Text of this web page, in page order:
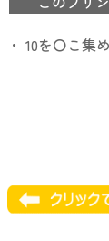
・ 10を〇こ